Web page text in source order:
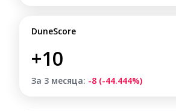
DuneScore
+10
За 3 месяца: -8 (-44.444%)